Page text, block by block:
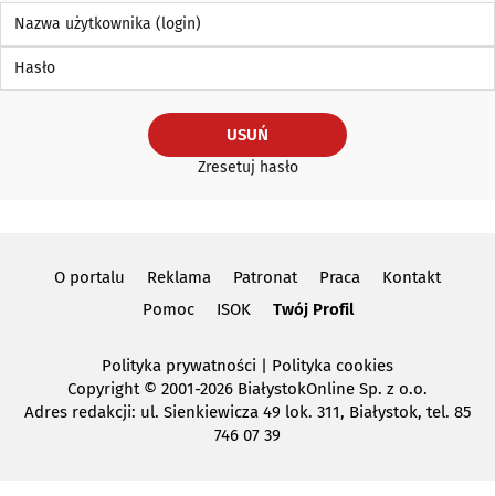
Nazwa użytkownika (login)
USUŃ
Zresetuj hasło
O portalu Reklama Patronat Praca
Kontakt
Pomoc
ISOK Twój Profil
Polityka prywatności | Polityka cookies
Copyright © 2001-2026 BiałystokOnline Sp. z o.o.
Adres redakcji: ul. Sienkiewicza 49 lok. 311, Białystok, tel. 85
746 07 39